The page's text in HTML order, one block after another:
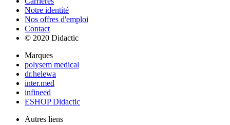
Notre identité
Nos offres d'emploi
Contact
© 2020 Didactic
Marques
polysem medical
dr.helewa
inter.med
infineed
ESHOP Didactic
Autres liens